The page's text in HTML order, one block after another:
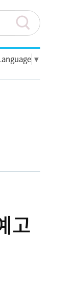
▼
고